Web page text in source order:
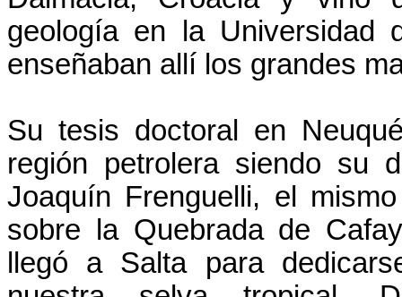
geología en la
enseñaban allí los grandes
Su tesis doctoral en
región petrolera siendo su
Joaquín Frenguelli, el
sobre la Quebrada de
llegó a Salta para